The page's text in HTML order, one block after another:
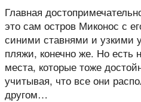
Главная
это сам остров Миконос с
синими ставнями и узкими
пляжи, конечно же. Но есть
места, которые тоже
учитывая, что все они
другом…